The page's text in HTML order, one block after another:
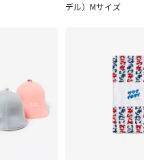
デル）Mサイズ